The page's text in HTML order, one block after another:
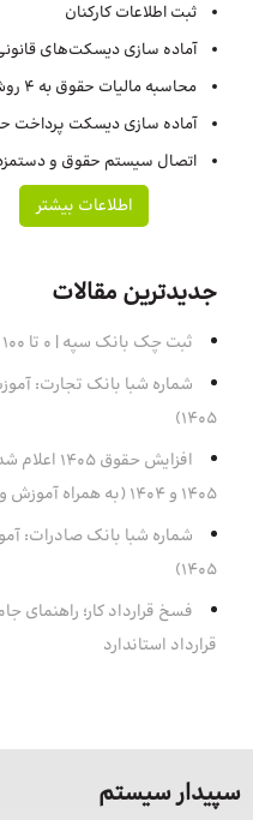
ثبت اطلاعات کارکنان
آماده سازی دیسکت‌های
محاسبه مالیات حقوق به 4 روش
آماده سازی دیسکت پرداخت
اتصال سیستم حقوق و دستمزد
اطلاعات بیشتر
جدیدترین مقالات
ثبت چک بانک سپه | ۰ تا ۱۰۰ به همراه تصویر
شماره شبا بانک تجارت:
۱۴۰۵)
افزایش
1405 و 1404 (به همراه آموزش ویدئویی)
شماره شبا بانک صادرات:
۱۴۰۵)
فسخ قرارداد کار؛ راهنمای
قرارداد استاندارد
سپیدار سیستم